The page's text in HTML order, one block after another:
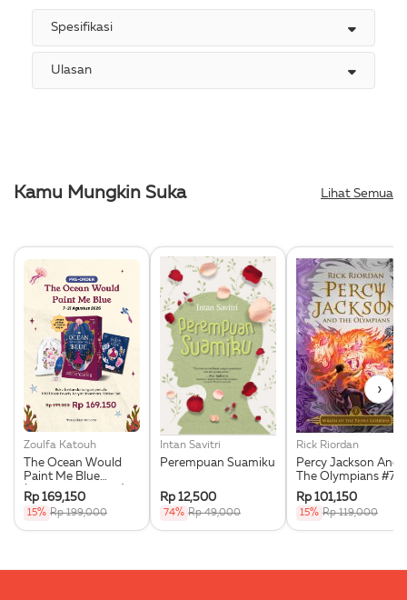
Spesifikasi
Ulasan
Kamu Mungkin Suka Lihat Semua
Zoulfa Katouh
The Ocean Would
Paint Me Blue
(Illustration Edges) -
Exclusive Pre Order +
Acrylic Bookmark,
Pouch & Sticker Set
Rp 169,150
15% Rp 199,000
Intan Savitri
Perempuan Suamiku
Rp 12,500
74% Rp 49,000
Rick Riordan
Percy Jackson And
The Olympians #7:
Wrath Of The Triple
Goddess
Rp 101,150
15% Rp 119,000
›